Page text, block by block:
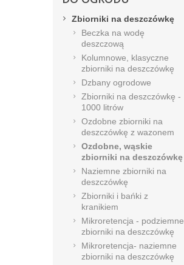
Zbiorniki na deszczówkę
Beczka na wodę
deszczową
Kolumnowe, klasyczne
zbiorniki na deszczówkę
Dzbany ogrodowe
Zbiorniki na deszczówkę -
1000 litrów
Ozdobne zbiorniki na
deszczówkę z wazonem
Ozdobne, wąskie
zbiorniki na deszczówkę
Naziemne zbiorniki na
deszczówkę
Zbiorniki i bańki z
kranikiem
Mikroretencja - podziemne
zbiorniki na deszczówkę
Mikroretencja- naziemne
zbiorniki na deszczówkę